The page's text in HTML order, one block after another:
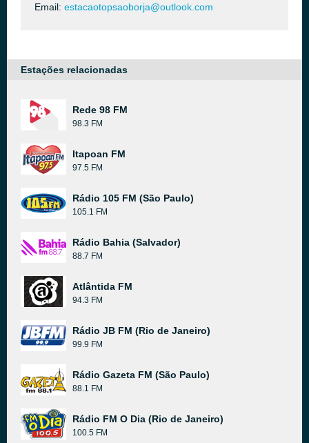
Email: estacaotopsaoborja@outlook.com
Estações relacionadas
Rede 98 FM
98.3 FM
Itapoan FM
97.5 FM
Rádio 105 FM (São Paulo)
105.1 FM
Rádio Bahia (Salvador)
88.7 FM
Atlântida FM
94.3 FM
Rádio JB FM (Rio de Janeiro)
99.9 FM
Rádio Gazeta FM (São Paulo)
88.1 FM
Rádio FM O Dia (Rio de Janeiro)
100.5 FM